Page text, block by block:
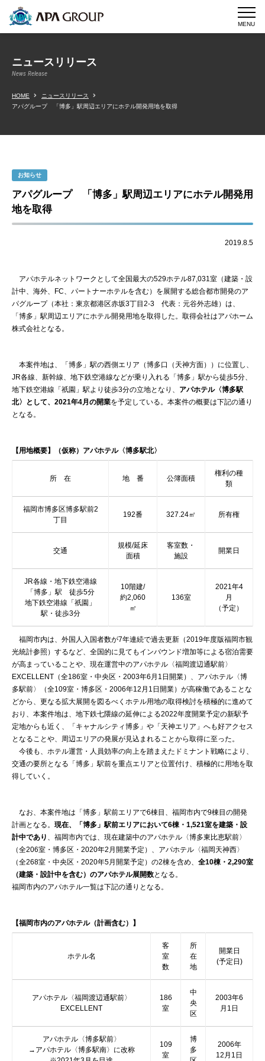
MENU
ニュースリリース
News Release
HOME
ニュースリリース
アパグループ 「博多」駅周辺エリアにホテル開発用地を取得
お知らせ
アパグループ 「博多」駅周辺エリアにホテル開発用
地を取得
2019.8.5
アパホテルネットワークとして全国最大の529ホテル87,031室（建築・設
計中、海外、FC、パートナーホテルを含む）を展開する総合都市開発のア
パグループ（本社：東京都港区赤坂3丁目2-3 代表：元谷外志雄）は、
「博多」駅周辺エリアにホテル開発用地を取得した。取得会社はアパホーム
株式会社となる。
本案件地は、「博多」駅の西側エリア（博多口（天神方面））に位置し、
JR各線、新幹線、地下鉄空港線などが乗り入れる「博多」駅から徒歩5分、
地下鉄空港線「祇園」駅より徒歩3分の立地となり、 アパホテル〈博多駅
北〉として、2021年4月の開業を予定している。本案件の概要は下記の通り
となる。
【用地概要】（仮称）アパホテル〈博多駅北〉
所 在 地 番 公簿面積
権利の種
類
福岡市博多区博多駅前2
丁目
192番 327.24㎡ 所有権
交通
規模/延床
面積
客室数・
施設
開業日
JR各線・地下鉄空港線
「博多」駅 徒歩5分
地下鉄空港線「祇園」
駅・徒歩3分
10階建/
約2,060
㎡
136室
2021年4
月
（予定）
福岡市内は、外国人入国者数が7年連続で過去更新（2019年度版福岡市観
光統計参照）するなど、全国的に見てもインバウンド増加等による宿泊需要
が高まっていることや、現在運営中のアパホテル〈福岡渡辺通駅前〉
EXCELLENT（全186室・中央区・2003年6月1日開業）、アパホテル〈博
多駅前〉（全109室・博多区・2006年12月1日開業）が高稼働であることな
どから、更なる拡大展開を図るべくホテル用地の取得検討を積極的に進めて
おり、本案件地は、地下鉄七隈線の延伸による2022年度開業予定の新駅予
定地からも近く、「キャナルシティ博多」や「天神エリア」へも好アクセス
となることや、周辺エリアの発展が見込まれることから取得に至った。
今後も、ホテル運営・人員効率の向上を踏まえたドミナント戦略により、
交通の要所となる「博多」駅前を重点エリアと位置付け、積極的に用地を取
得していく。
なお、本案件地は「博多」駅前エリアで6棟目、福岡市内で9棟目の開発
計画となる。 現在、「博多」駅前エリアにおいて6棟・1,521室を建築・設
計中であり
、福岡市内では、現在建築中のアパホテル〈博多東比恵駅前〉
（全206室・博多区・2020年2月開業予定）、アパホテル〈福岡天神西〉
（全268室・中央区・2020年5月開業予定）の2棟を含め、 全10棟・2,290室
（建築・設計中を含む）のアパホテル展開数となる。
福岡市内のアパホテル一覧は下記の通りとなる。
【福岡市内のアパホテル（計画含む）】
ホテル名
客
室
数
所
在
地
開業日
(予定日)
アパホテル〈福岡渡辺通駅前〉
EXCELLENT
186
室
中
央
区
2003年6
月1日
アパホテル〈博多駅前〉
→アパホテル〈博多駅南〉に改称
109
室
博
多
2006年
12月1日